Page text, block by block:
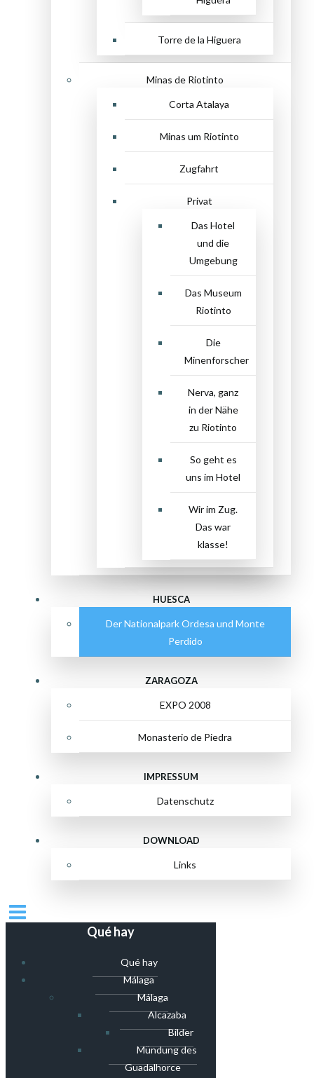
Torre de la Higuera
Minas de Riotinto
Corta Atalaya
Minas um Riotinto
Zugfahrt
Privat
Das Hotel
und die
Umgebung
Das Museum
Riotinto
Die
Minenforscher
Nerva, ganz
in der Nähe
zu Riotinto
So geht es
uns im Hotel
Wir im Zug.
Das war
klasse!
HUESCA
Der Nationalpark Ordesa und Monte
Perdido
ZARAGOZA
EXPO 2008
Monasterio de Piedra
IMPRESSUM
Datenschutz
DOWNLOAD
Links
Qué hay
Qué hay
Málaga
Málaga
Alcazaba
Bilder
Mündung des
Guadalhorce